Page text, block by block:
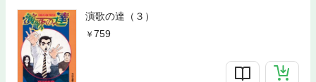
演歌の達（３）
759